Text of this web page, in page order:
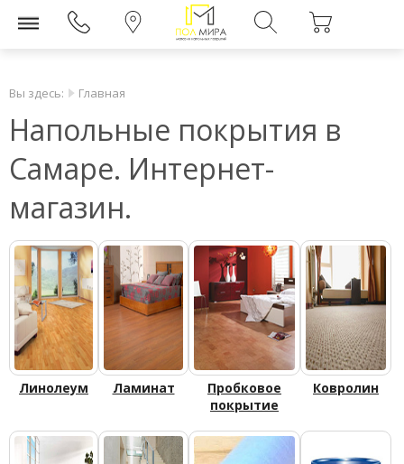
Вы здесь: Главная
Напольные покрытия в
Самаре. Интернет-
магазин.
Линолеум Ламинат
Пробковое
покрытие
Ковролин